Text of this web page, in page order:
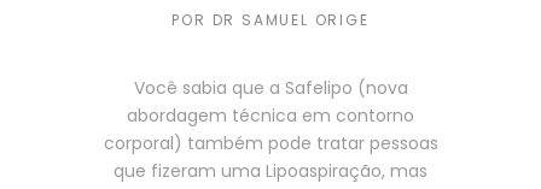
POR DR SAMUEL ORIGE
Você sabia que a Safelipo (nova
abordagem técnica em contorno
corporal) também pode tratar pessoas
que fizeram uma Lipoaspiração, mas